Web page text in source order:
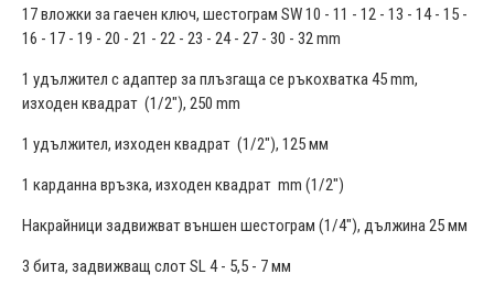
17 вложки за гаечен ключ, шестограм SW 10 - 11 - 12 - 13 - 14 - 15 -
16 - 17 - 19 - 20 - 21 - 22 - 23 - 24 - 27 - 30 - 32 mm
1 удължител с адаптер за плъзгаща се ръкохватка 45 mm,
изходен квадрат (1/2"), 250 mm
1 удължител, изходен квадрат (1/2"), 125 мм
1 карданна връзка, изходен квадрат mm (1/2")
Накрайници задвижват външен шестограм (1/4"), дължина 25 мм
3 бита, задвижващ слот SL 4 - 5,5 - 7 мм